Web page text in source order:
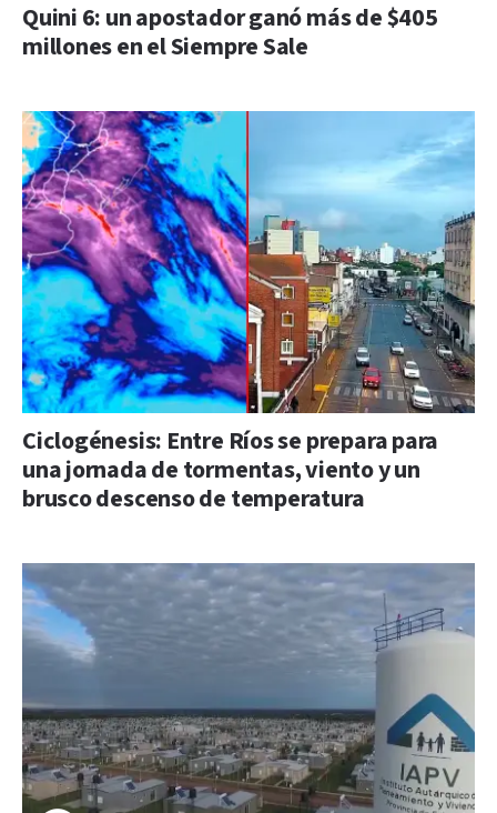
Quini 6: un apostador ganó más de $405
millones en el Siempre Sale
Ciclogénesis: Entre Ríos se prepara para
una jornada de tormentas, viento y un
brusco descenso de temperatura